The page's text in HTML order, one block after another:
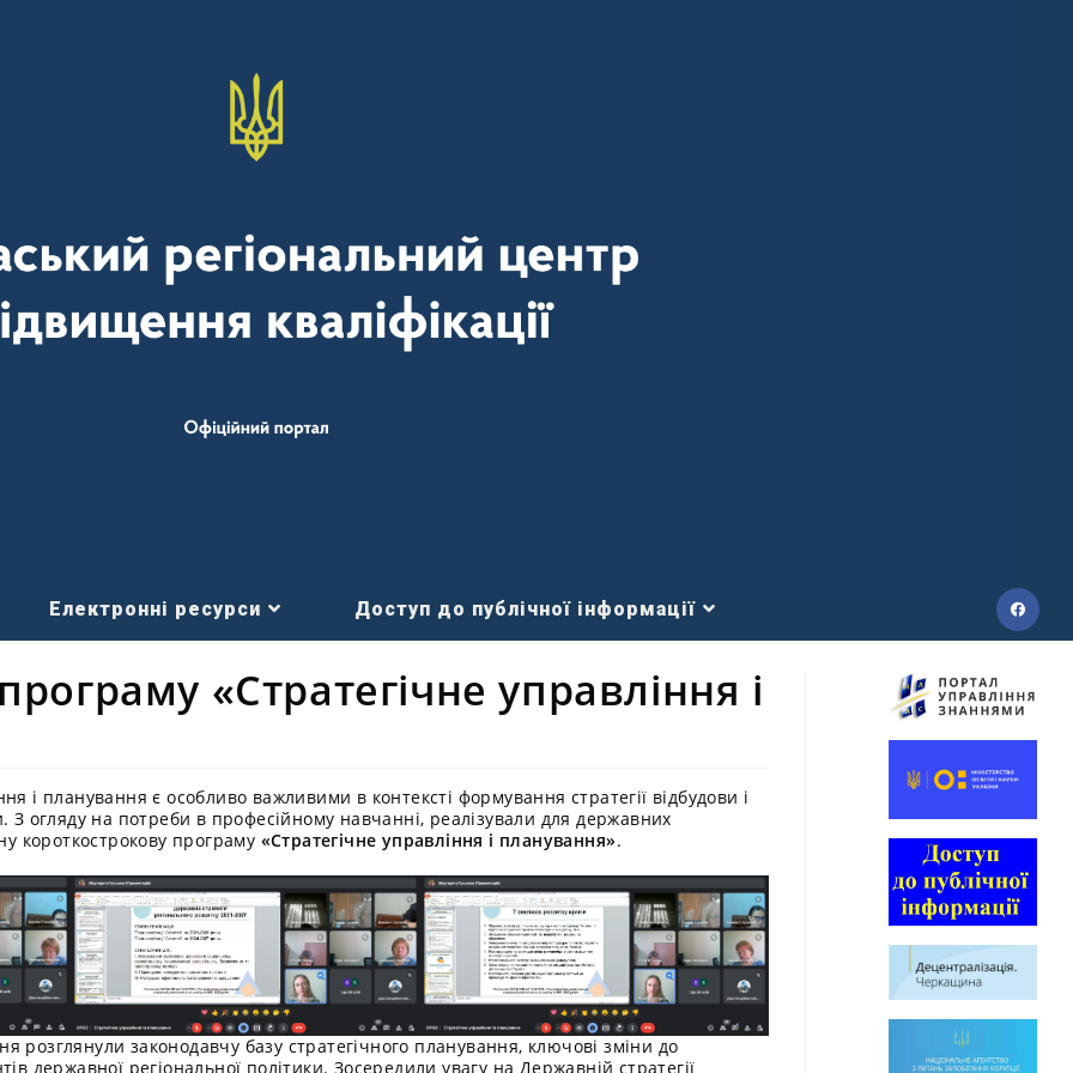
Електронні ресурси Доступ до публічної інформації
«Стратегічне управління і
і планування є особливо важливими в контексті формування стратегії відбудови і
З огляду на потреби в професійному навчанні, реалізували для державних
короткострокову програму «Стратегічне управління і планування».
розглянули законодавчу базу стратегічного планування, ключові зміни до
державної регіональної політики. Зосередили увагу на Державній стратегії